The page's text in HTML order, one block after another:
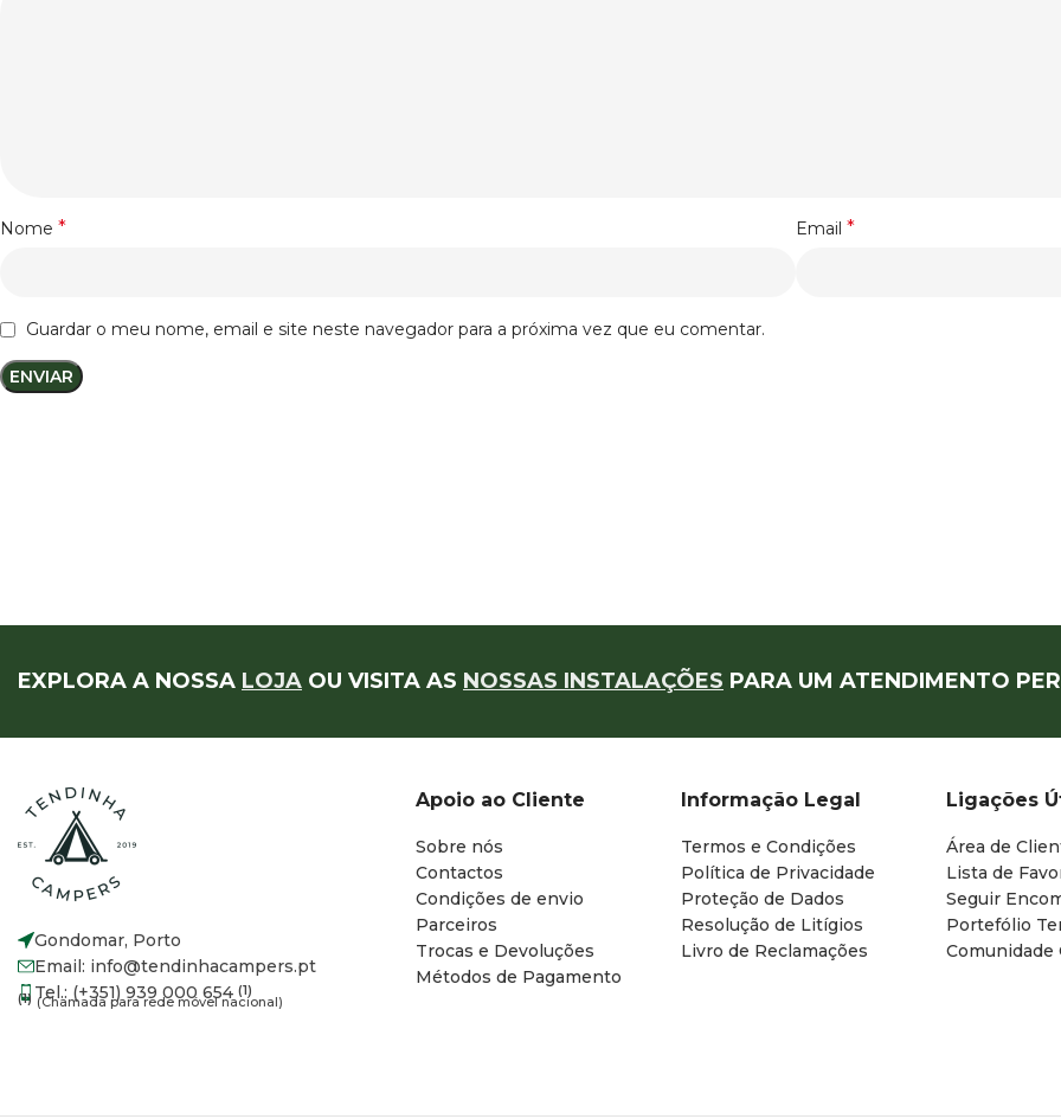
Nome * Email *
Guardar o meu nome, email e site neste navegador para a próxima vez que eu comentar.
EXPLORA A NOSSA LOJA OU VISITA AS NOSSAS INSTALAÇÕES PARA UM ATENDIMENTO
Gondomar, Porto
Email: info@tendinhacampers.pt
Tel.: (+351) 939 000 654 (1)
(1) (Chamada para rede móvel nacional)
Apoio ao Cliente
Sobre nós
Contactos
Condições de envio
Parceiros
Trocas e Devoluções
Métodos de Pagamento
Informação Legal
Termos e Condições
Política de Privacidade
Proteção de Dados
Resolução de Litígios
Livro de Reclamações
Ligações
Área de
Lista de
Seguir
Portefólio
Comunidade